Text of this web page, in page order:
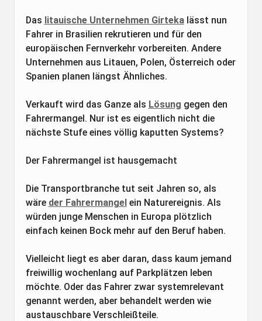
Das litauische Unternehmen Girtekalässt nun
Fahrer in Brasilien rekrutieren und für den
europäischen Fernverkehr vorbereiten. Andere
Unternehmen aus Litauen, Polen, Österreich oder
Spanien planen längst Ähnliches.
Verkauft wird das Ganze als Lösung gegen den
Fahrermangel. Nur ist es eigentlich nicht die
nächste Stufe eines völlig kaputten Systems?
Der Fahrermangel ist hausgemacht
Die Transportbranche tut seit Jahren so, als
wäre der Fahrermangelein Naturereignis. Als
würden junge Menschen in Europa plötzlich
einfach keinen Bock mehr auf den Beruf haben.
Vielleicht liegt es aber daran, dass kaum jemand
freiwillig wochenlang auf Parkplätzen leben
möchte. Oder das Fahrer zwar systemrelevant
genannt werden, aber behandelt werden wie
austauschbare Verschleißteile.